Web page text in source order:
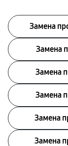
Замена
Замена
Замена
Замена
Замена
Замена